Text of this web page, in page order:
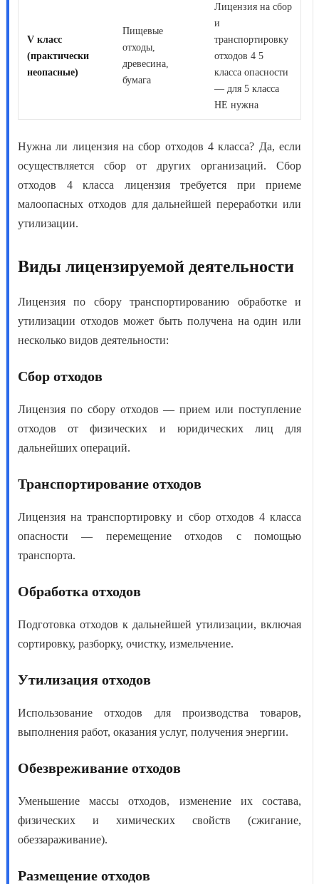
V класс
(практически
неопасные)
Пищевые
отходы,
древесина,
бумага
Лицензия на сбор
и
транспортировку
отходов 4 5
класса опасности
— для 5 класса
НЕ нужна
Нужна ли лицензия на сбор отходов 4 класса? Да, если
осуществляется сбор от других организаций. Сбор
отходов 4 класса лицензиятребуется при приеме
малоопасных отходов для дальнейшей переработки или
утилизации.
Виды лицензируемой деятельности
Лицензия по сбору транспортированию обработке и
утилизации отходов может быть получена на один или
несколько видов деятельности:
Сбор отходов
Лицензия по сбору отходов — прием или поступление
отходов от физических и юридических лиц для
дальнейших операций.
Транспортирование отходов
Лицензия на транспортировку и сбор отходов 4 класса
опасности — перемещение отходов с помощью
транспорта.
Обработка отходов
Подготовка отходов к дальнейшей утилизации, включая
сортировку, разборку, очистку, измельчение.
Утилизация отходов
Использование отходов для производства товаров,
выполнения работ, оказания услуг, получения энергии.
Обезвреживание отходов
Уменьшение массы отходов, изменение их состава,
физических и химических свойств (сжигание,
обеззараживание).
Размещение отходов